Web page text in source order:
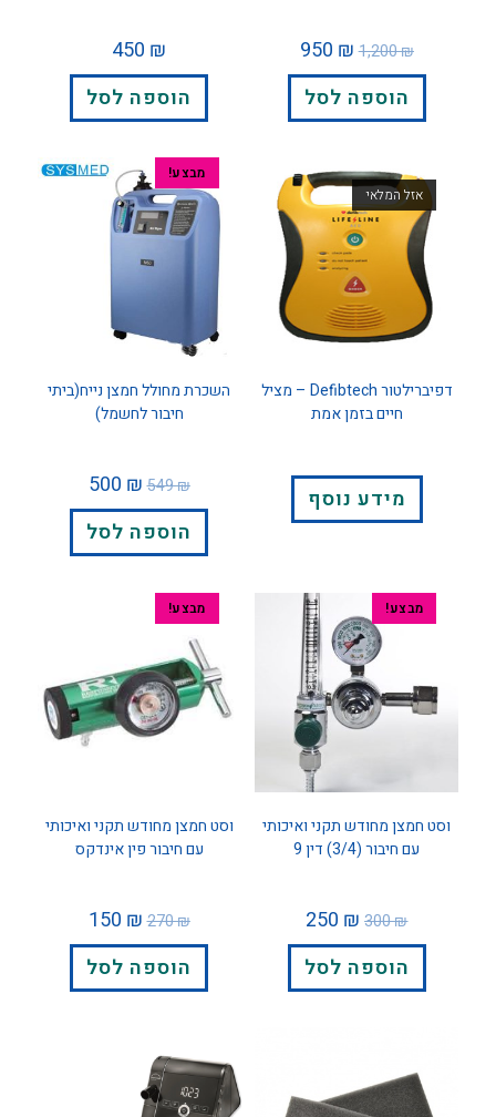
1,200₪
950 ₪
הוספה לסל
450 ₪
הוספה לסל
אזל המלאי
דפיברילטור Defibtech – מציל
חיים בזמן אמת
מידע נוסף
מבצע!
השכרת מחולל חמצן נייח(ביתי
חיבור לחשמל)
549₪
500 ₪
הוספה לסל
מבצע!
וסט חמצן מחודש תקני ואיכותי
עם חיבור (3/4) דין 9
300₪
250 ₪
הוספה לסל
מבצע!
וסט חמצן מחודש תקני ואיכותי
עם חיבור פין אינדקס
270₪
150 ₪
הוספה לסל